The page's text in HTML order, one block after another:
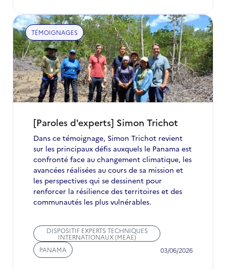
recherchés
:
la
Commission
européenne
étoffe
ses
viviers
d'experts
[Paroles d'experts] Simon Trichot
Dans ce témoignage, Simon Trichot revient
sur les principaux défis auxquels le Panama est
confronté face au changement climatique, les
avancées réalisées au cours de sa mission et
les perspectives qui se dessinent pour
renforcer la résilience des territoires et des
communautés les plus vulnérables.
DISPOSITIF EXPERTS TECHNIQUES
INTERNATIONAUX (MEAE)
PANAMA
03/06/2026
TÉMOIGNAGES